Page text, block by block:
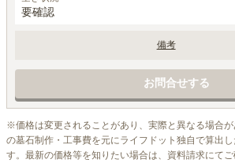
要確認
備考
追加登録（契約時）1名追加毎11万円（契約後）
お問合せする
※価格は変更されることがあり、実際と異なる場合
の墓石制作・工事費を元にライフドット独自で算出
す。最新の価格等を知りたい場合は、資料請求にてご